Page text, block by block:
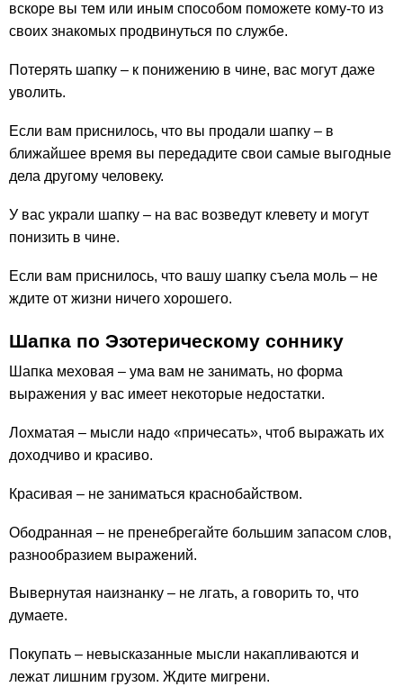
вскоре вы тем или иным способом поможете кому-то из
своих знакомых продвинуться по службе.
Потерять шапку – к понижению в чине, вас могут даже
уволить.
Если вам приснилось, что вы продали шапку – в
ближайшее время вы передадите свои самые выгодные
дела другому человеку.
У вас украли шапку – на вас возведут клевету и могут
понизить в чине.
Если вам приснилось, что вашу шапку съела моль – не
ждите от жизни ничего хорошего.
Шапка по Эзотерическому соннику
Шапка меховая – ума вам не занимать, но форма
выражения у вас имеет некоторые недостатки.
Лохматая – мысли надо «причесать», чтоб выражать их
доходчиво и красиво.
Красивая – не заниматься краснобайством.
Ободранная – не пренебрегайте большим запасом слов,
разнообразием выражений.
Вывернутая наизнанку – не лгать, а говорить то, что
думаете.
Покупать – невысказанные мысли накапливаются и
лежат лишним грузом. Ждите мигрени.